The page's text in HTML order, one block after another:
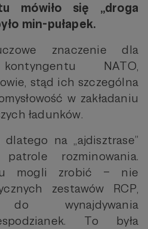
mówiło się „droga
min-pułapek.
znaczenie dla
NATO,
stąd ich szczególna
w zakładaniu
ładunków.
na „ajdisztrase”
rozminowania.
mogli zrobić – nie
zestawów RCP,
do wynajdywania
To była